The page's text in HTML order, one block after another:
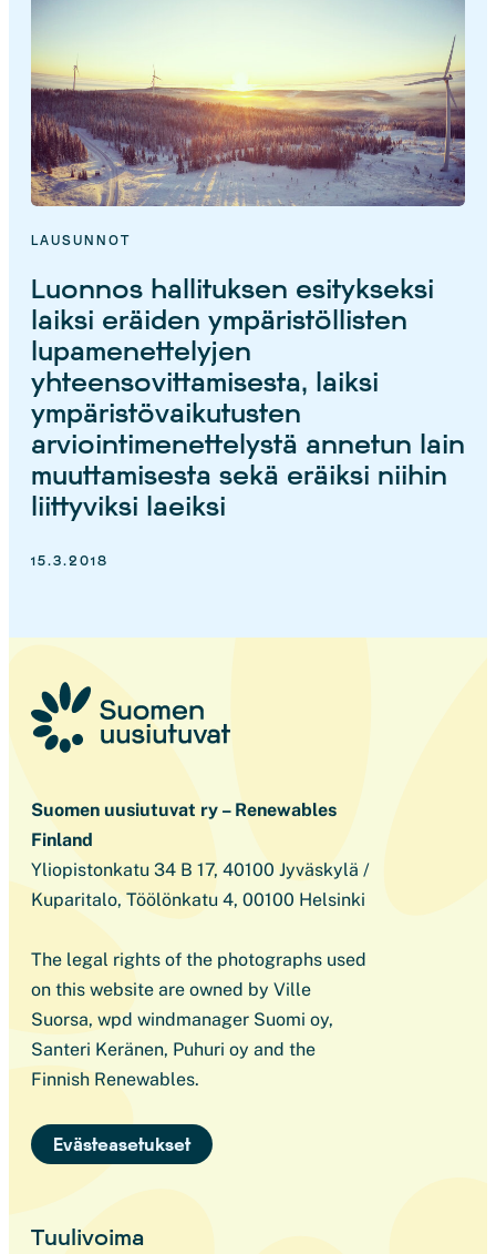
LAUSUNNOT
Luonnos hallituksen esitykseksi
laiksi eräiden ympäristöllisten
lupamenettelyjen
yhteensovittamisesta, laiksi
ympäristövaikutusten
arviointimenettelystä annetun lain
muuttamisesta sekä eräiksi niihin
liittyviksi laeiksi
15.3.2018
Suomen uusiutuvat ry – Renewables
Finland
Yliopistonkatu 34 B 17, 40100 Jyväskylä /
Kuparitalo, Töölönkatu 4, 00100 Helsinki
The legal rights of the photographs used
on this website are owned by Ville
Suorsa, wpd windmanager Suomi oy,
Santeri Keränen, Puhuri oy and the
Finnish Renewables.
Evästeasetukset
Tuulivoima